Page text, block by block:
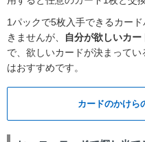
1パックで5枚入手できるカー
きませんが、
自分が欲しいカ
で、欲しいカードが決まって
はおすすめです。
カードのかけら